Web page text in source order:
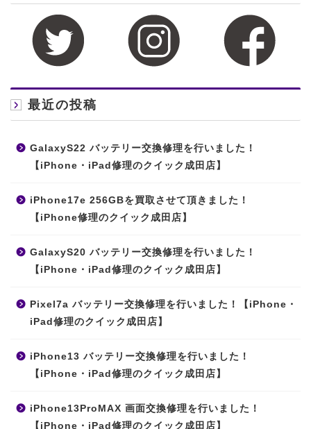
最近の投稿
GalaxyS22 バッテリー交換修理を行いました！
【iPhone・iPad修理のクイック成田店】
iPhone17e 256GBを買取させて頂きました！
【iPhone修理のクイック成田店】
GalaxyS20 バッテリー交換修理を行いました！
【iPhone・iPad修理のクイック成田店】
Pixel7a バッテリー交換修理を行いました！【iPhone・
iPad修理のクイック成田店】
iPhone13 バッテリー交換修理を行いました！
【iPhone・iPad修理のクイック成田店】
iPhone13ProMAX 画面交換修理を行いました！
【iPhone・iPad修理のクイック成田店】